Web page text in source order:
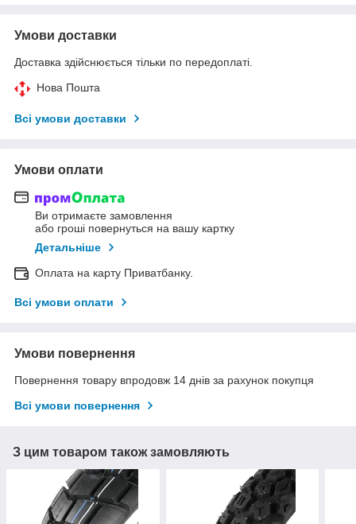
Умови доставки
Доставка здійснюється тільки по передоплаті.
Нова Пошта
Всі умови доставки
Умови оплати
Ви отримаєте замовлення
або гроші повернуться на вашу картку
Детальніше
Оплата на карту Приватбанку.
Всі умови оплати
Умови повернення
Повернення товару впродовж 14 днів за рахунок покупця
Всі умови повернення
З цим товаром також замовляють